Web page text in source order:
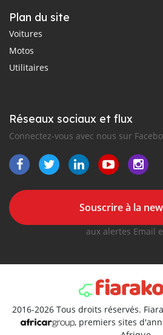
Plan du site
Voitures
Motos
Utilitaires
Réseaux sociaux et flux
Connectez-vous avec nous sur
Souscrire à la
aux alertes Email
2016-2026 Tous droits réservés.
, premiers sites